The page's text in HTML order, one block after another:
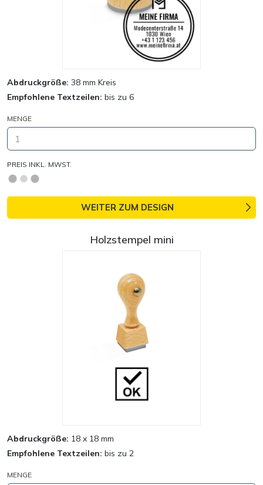
Abdruckgröße: 38 mm Kreis
Empfohlene Textzeilen: bis zu 6
MENGE
PREIS INKL. MWST.
WEITER ZUM DESIGN
Holzstempel mini
Abdruckgröße: 18 x 18 mm
Empfohlene Textzeilen: bis zu 2
MENGE